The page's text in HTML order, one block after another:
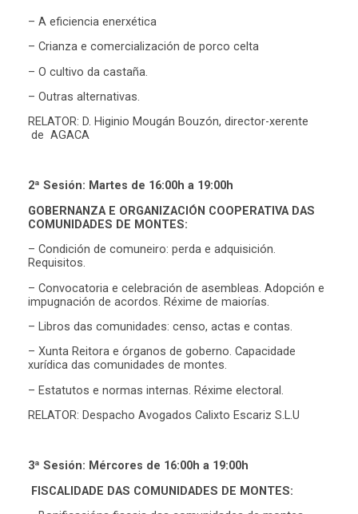
– A eficiencia enerxética
– Crianza e comercialización de porco celta
– O cultivo da castaña.
– Outras alternativas.
RELATOR: D. Higinio Mougán Bouzón, director-xerente
de AGACA
2ª Sesión: Martes de 16:00h a 19:00h
GOBERNANZA E ORGANIZACIÓN COOPERATIVA DAS
COMUNIDADES DE MONTES:
– Condición de comuneiro: perda e adquisición.
Requisitos.
– Convocatoria e celebración de asembleas. Adopción e
impugnación de acordos. Réxime de maiorías.
– Libros das comunidades: censo, actas e contas.
– Xunta Reitora e órganos de goberno. Capacidade
xurídica das comunidades de montes.
– Estatutos e normas internas. Réxime electoral.
RELATOR: Despacho Avogados Calixto Escariz S.L.U
3ª Sesión: Mércores de 16:00h a 19:00h
FISCALIDADE DAS COMUNIDADES DE MONTES: